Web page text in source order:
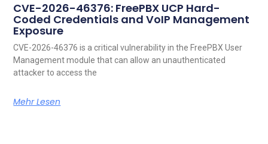
CVE-2026-46376: FreePBX UCP Hard-
Coded Credentials and VoIP Management
Exposure
CVE-2026-46376 is a critical vulnerability in the FreePBX User
Management module that can allow an unauthenticated
attacker to access the
Mehr Lesen